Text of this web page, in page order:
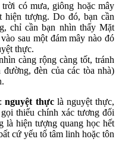
có mưa, giông hoặc mây
hiện tượng. Do đó, bạn cần
chỉ cần bạn nhìn thấy Mặt
sau một đám mây nào đó
thực.
càng rộng càng tốt, tránh
đèn của các tòa nhà)
nguyệt thựclà nguyệt thực,
thiếu chính xác tương đối
là hiện tượng quang học hết
cứ yếu tố tâm linh hoặc tôn